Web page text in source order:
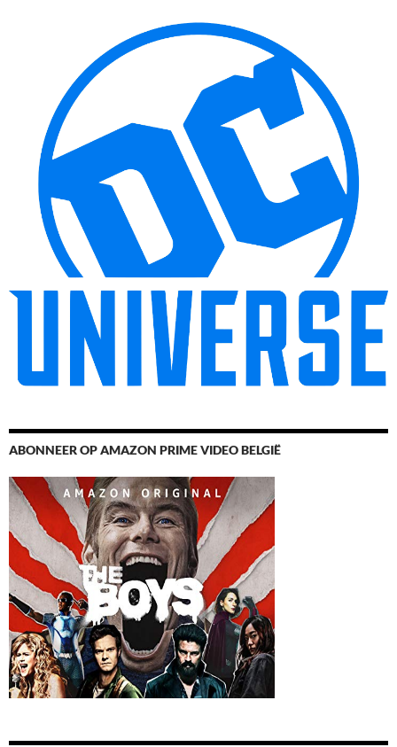
ABONNEER OP AMAZON PRIME VIDEO BELGIË